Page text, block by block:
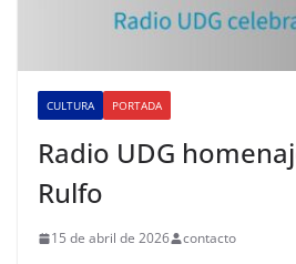
CULTURA PORTADA
Radio UDG
Rulfo
15 de abril de 2026 contacto